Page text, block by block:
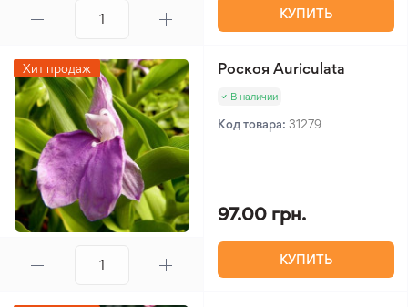
КУПИТЬ
Хит продаж Роскоя Auriculata
В наличии
Код товара: 31279
97.00 грн.
КУПИТЬ